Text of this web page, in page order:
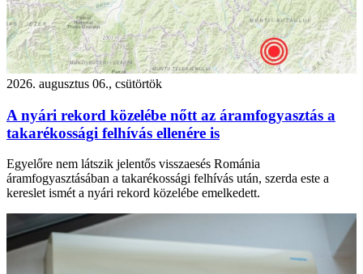
2026. augusztus 06., csütörtök
A nyári rekord közelébe nőtt az áramfogyasztás a
takarékossági felhívás ellenére is
Egyelőre nem látszik jelentős visszaesés Románia
áramfogyasztásában a takarékossági felhívás után, szerda este a
kereslet ismét a nyári rekord közelébe emelkedett.